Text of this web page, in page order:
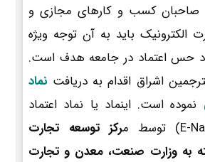
صاحبان کسب و کارهای مجازی و
الکترونیک باید به آن توجه ویژه
حس اعتماد در جامعه هدف است.
اشراق اقدام به دریافت نماد
نموده است. اینماد یا نماد اعتماد
رکز توسعه تجارت
به وزارت صنعت، معدن و تجارت